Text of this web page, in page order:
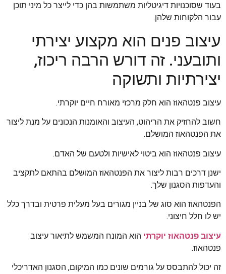
בעוד שסוכנויות דיגיטליות משתמשות בהן כדי לייצר כל מיני תוכן
עבור הלקוחות שלהן.
עיצוב פנים הוא מקצוע יצירתי
ותובעני. זה דורש הרבה ריכוז,
יצירתיות ותשוקה
עיצוב פנטהאוז הוא חלק מרכזי מאורח חיים יוקרתי.
חשוב להחזיק את הריהוט, העיצוב והאומנות הנכונים על מנת ליצור
את הפנטהאוז המושלם.
עיצוב פנטהאוז הוא ביטוי לאישיות ולטעם של האדם.
ישנן דרכים רבות ליצור את הפנטהאוז המושלם בהתאם לתקציב
והעדפות הסגנון שלך.
הפנטהאוז הוא סוג של בניין מגורים בעל מעלית פרטית ובדרך כלל
יש לו חלל חיצוני.
עיצוב פנטהאוז יוקרתי הוא המונח המשמש לתיאור עיצוב
פנטהאוז.
זה יכול להתבסס על גורמים שונים כמו המיקום, הסגנון האדריכלי